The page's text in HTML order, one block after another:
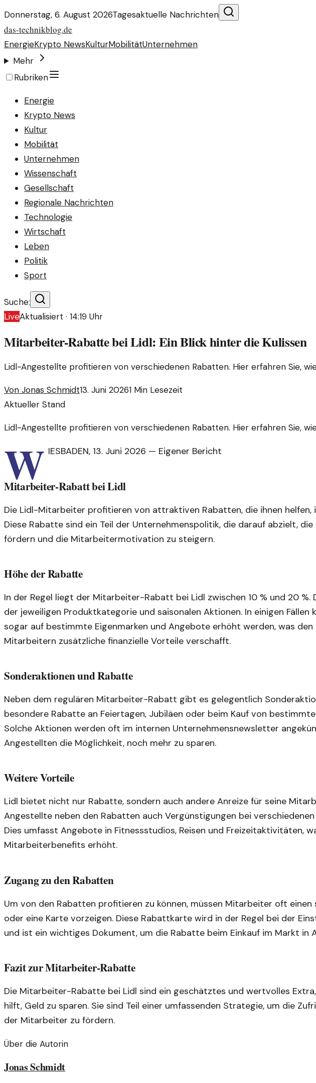
Donnerstag, 6. August 2026Tagesaktuelle Nachrichten
das-technikblog.de
EnergieKrypto NewsKulturMobilitätUnternehmen
Mehr
Rubriken
Energie
Krypto News
Kultur
Mobilität
Unternehmen
Wissenschaft
Gesellschaft
Regionale Nachrichten
Technologie
Wirtschaft
Leben
Politik
Sport
Suche:
LiveAktualisiert · 14:19 Uhr
Mitarbeiter-Rabatte bei Lidl: Ein Blick hinter die Kulissen
Lidl-Angestellte profitieren von verschiedenen Rabatten. Hier erfahren Sie,
Von Jonas Schmidt13. Juni 20261 Min Lesezeit
Aktueller Stand
Lidl-Angestellte profitieren von verschiedenen Rabatten. Hier erfahren Sie,
W IESBADEN, 13. Juni 2026 — Eigener Bericht
Mitarbeiter-Rabatt bei Lidl
Die Lidl-Mitarbeiter profitieren von attraktiven Rabatten, die ihnen helfen,
Diese Rabatte sind ein Teil der Unternehmenspolitik, die darauf abzielt,
fördern und die Mitarbeitermotivation zu steigern.
Höhe der Rabatte
In der Regel liegt der Mitarbeiter-Rabatt bei Lidl zwischen 10 % und 20 %.
der jeweiligen Produktkategorie und saisonalen Aktionen. In einigen Fällen
sogar auf bestimmte Eigenmarken und Angebote erhöht werden, was
Mitarbeitern zusätzliche finanzielle Vorteile verschafft.
Sonderaktionen und Rabatte
Neben dem regulären Mitarbeiter-Rabatt gibt es gelegentlich
besondere Rabatte an Feiertagen, Jubiläen oder beim Kauf von
Solche Aktionen werden oft im internen Unternehmensnewsletter
Angestellten die Möglichkeit, noch mehr zu sparen.
Weitere Vorteile
Lidl bietet nicht nur Rabatte, sondern auch andere Anreize für seine
Angestellte neben den Rabatten auch Vergünstigungen bei
Dies umfasst Angebote in Fitnessstudios, Reisen und Freizeitaktivitäten,
Mitarbeiterbenefits erhöht.
Zugang zu den Rabatten
Um von den Rabatten profitieren zu können, müssen Mitarbeiter oft einen
oder eine Karte vorzeigen. Diese Rabattkarte wird in der Regel bei der
und ist ein wichtiges Dokument, um die Rabatte beim Einkauf im Markt in
Fazit zur Mitarbeiter-Rabatte
Die Mitarbeiter-Rabatte bei Lidl sind ein geschätztes und wertvolles
hilft, Geld zu sparen. Sie sind Teil einer umfassenden Strategie, um die
der Mitarbeiter zu fördern.
Über die Autorin
Jonas Schmidt